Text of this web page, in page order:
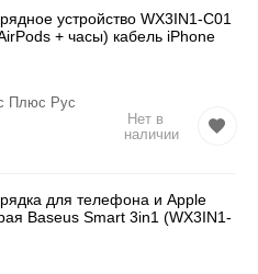
устройство WX3IN1-C01
+ часы) кабель iPhone
Плюс Рус
Нет в
наличии
для телефона и Apple
Baseus Smart 3in1 (WX3IN1-